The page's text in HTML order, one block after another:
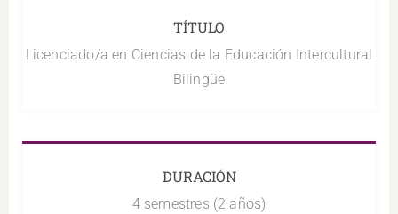
TÍTULO
Licenciado/a en Ciencias de la Educación Intercultural
Bilingüe
DURACIÓN
4 semestres (2 años)